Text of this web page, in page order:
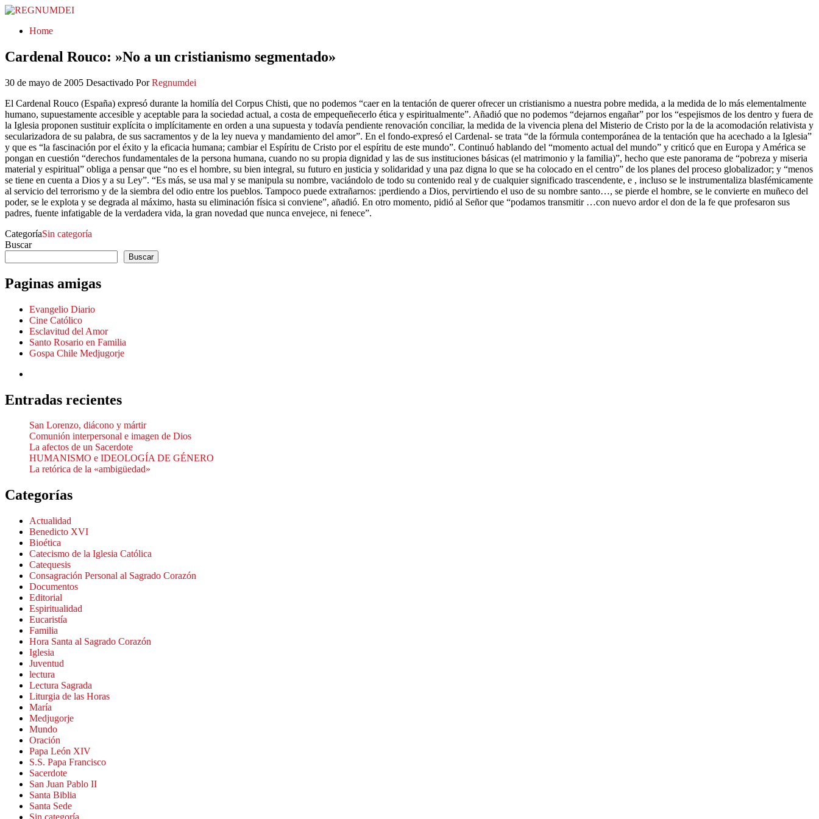
REGNUMDEI
Home
Cardenal Rouco: »No a un cristianismo segmentado»
30 de mayo de 2005 Desactivado Por Regnumdei
El Cardenal Rouco (España) expresó durante la homilía del Corpus Chisti, que no podemos “caer en la tentación de querer ofrecer un cristianismo a nuestra pobre medida, a la medida de lo más elementalmente
humano, supuestamente accesible y aceptable para la sociedad actual, a costa de empequeñecerlo ética y espiritualmente”. Añadió que no podemos “dejarnos engañar” por los “espejismos de los dentro y fuera de
la Iglesia proponen sustituir explícita o implícitamente en orden a una supuesta y todavía pendiente renovación conciliar, la medida de la vivencia plena del Misterio de Cristo por la de la acomodación relativista y
secularizadora de su palabra, de sus sacramentos y de la ley nueva y mandamiento del amor”. En el fondo-expresó el Cardenal- se trata “de la fórmula contemporánea de la tentación que ha acechado a la Iglesia”
y que es “la fascinación por el éxito y la eficacia humana; cambiar el Espíritu de Cristo por el espíritu de este mundo”. Continuó hablando del “momento actual del mundo” y criticó que en Europa y América se
pongan en cuestión “derechos fundamentales de la persona humana, cuando no su propia dignidad y las de sus instituciones básicas (el matrimonio y la familia)”, hecho que este panorama de “pobreza y miseria
material y espiritual” obliga a pensar que “no es el hombre, su bien integral, su futuro en justicia y solidaridad y una paz digna lo que se ha colocado en el centro” de los planes del proceso globalizador; y “menos
se tiene en cuenta a Dios y a su Ley”. “Es más, se usa mal y se manipula su nombre, vaciándolo de todo su contenido real y de cualquier significado trascendente, e , incluso se le instrumentaliza blasfémicamente
al servicio del terrorismo y de la siembra del odio entre los pueblos. Tampoco puede extrañarnos: ¡perdiendo a Dios, pervirtiendo el uso de su nombre santo…, se pierde el hombre, se le convierte en muñeco del
poder, se le explota y se degrada al máximo, hasta su eliminación física si conviene”, añadió. En otro momento, pidió al Señor que “podamos transmitir …con nuevo ardor el don de la fe que profesaron sus
padres, fuente infatigable de la verdadera vida, la gran novedad que nunca envejece, ni fenece”.
CategoríaSin categoría
Buscar
Buscar
Paginas amigas
Evangelio Diario
Cine Católico
Esclavitud del Amor
Santo Rosario en Familia
Gospa Chile Medjugorje
Entradas recientes
San Lorenzo, diácono y mártir
Comunión interpersonal e imagen de Dios
La afectos de un Sacerdote
HUMANISMO e IDEOLOGÍA DE GÉNERO
La retórica de la «ambigüedad»
Categorías
Actualidad
Benedicto XVI
Bioética
Catecismo de la Iglesia Católica
Catequesis
Consagración Personal al Sagrado Corazón
Documentos
Editorial
Espiritualidad
Eucaristía
Familia
Hora Santa al Sagrado Corazón
Iglesia
Juventud
lectura
Lectura Sagrada
Liturgia de las Horas
María
Medjugorje
Mundo
Oración
Papa León XIV
S.S. Papa Francisco
Sacerdote
San Juan Pablo II
Santa Biblia
Santa Sede